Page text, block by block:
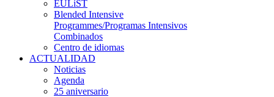
EULiST
Blended Intensive
Programmes/Programas Intensivos
Combinados
Centro de idiomas
ACTUALIDAD
Noticias
Agenda
25 aniversario